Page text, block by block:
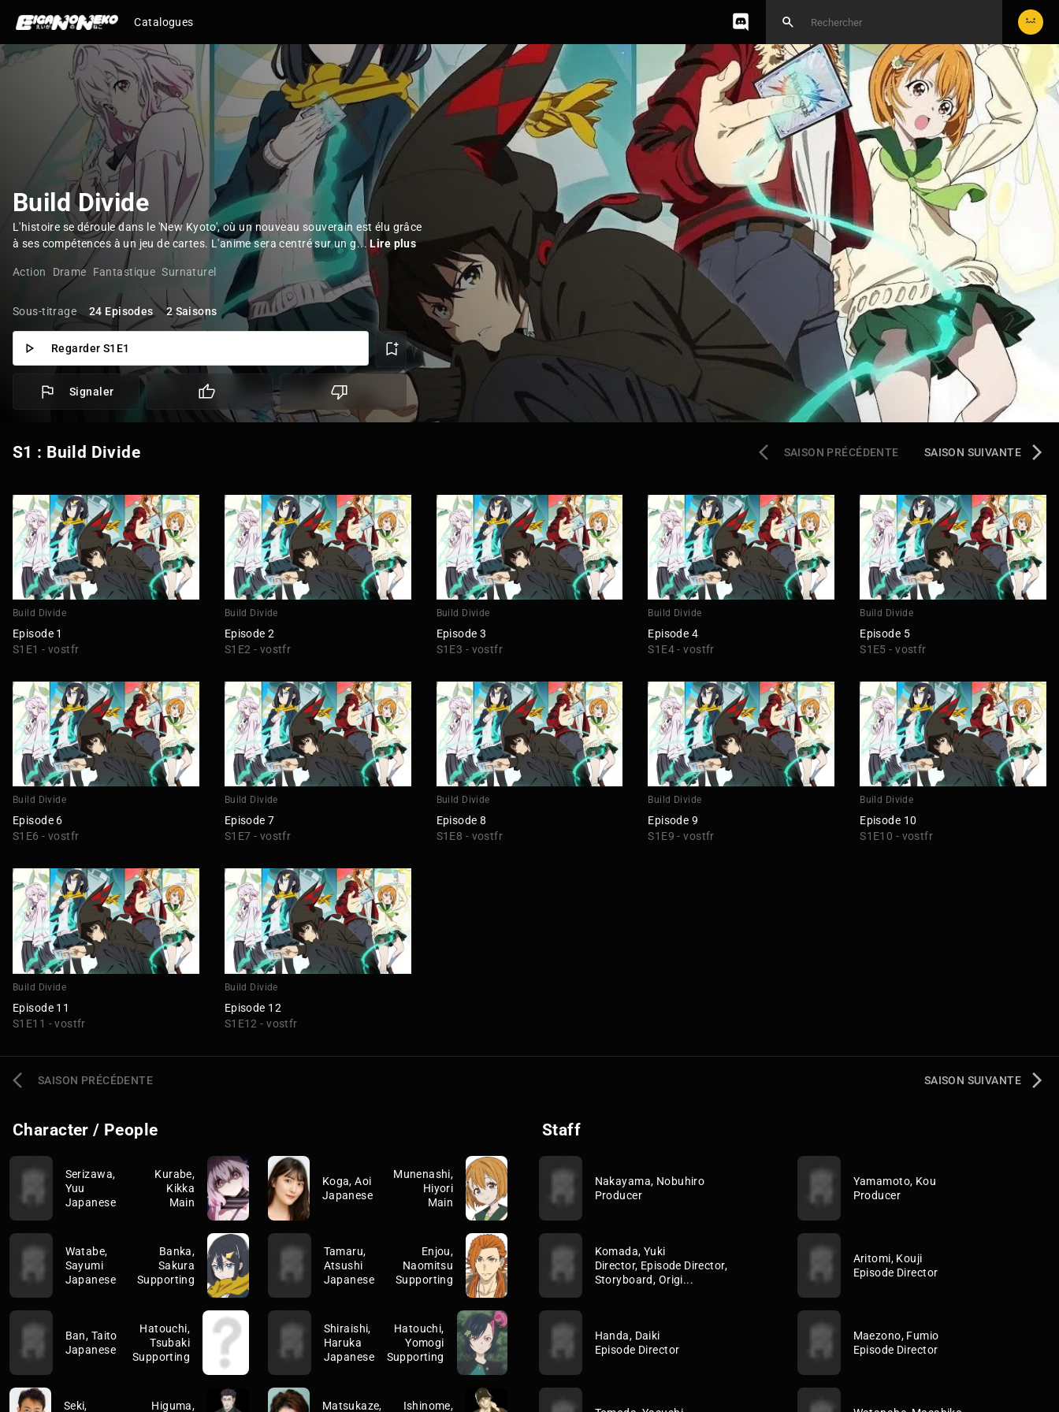
Catalogues
Build Divide
L'histoire se déroule dans le 'New Kyoto', où un nouveau souverain est élu grâce
à ses compétences à un jeu de cartes. L'anime sera centré sur un g...Lire plus
Action Drame Fantastique Surnaturel
Sous-titrage 24 Episodes 2 Saisons
Regarder S1E1
Signaler
S1 : Build Divide SAISON PRÉCÉDENTE SAISON SUIVANTE
Build Divide
Episode 1
S1E1 - vostfr
Build Divide
Episode 2
S1E2 - vostfr
Build Divide
Episode 3
S1E3 - vostfr
Build Divide
Episode 4
S1E4 - vostfr
Build Divide
Episode 5
S1E5 - vostfr
Build Divide
Episode 6
S1E6 - vostfr
Build Divide
Episode 7
S1E7 - vostfr
Build Divide
Episode 8
S1E8 - vostfr
Build Divide
Episode 9
S1E9 - vostfr
Build Divide
Episode 10
S1E10 - vostfr
Build Divide
Episode 11
S1E11 - vostfr
Build Divide
Episode 12
S1E12 - vostfr
SAISON PRÉCÉDENTE SAISON SUIVANTE
Character / People
Serizawa,
Yuu
Japanese
Kurabe,
Kikka
Main
Koga, Aoi
Japanese
Munenashi,
Hiyori
Main
Watabe,
Sayumi
Japanese
Banka,
Sakura
Supporting
Tamaru,
Atsushi
Japanese
Enjou,
Naomitsu
Supporting
Ban, Taito
Japanese
Hatouchi,
Tsubaki
Supporting
Shiraishi,
Haruka
Japanese
Hatouchi,
Yomogi
Supporting
Seki, Higuma, Matsukaze, Ishinome,
Staff
Nakayama, Nobuhiro
Producer
Yamamoto, Kou
Producer
Komada, Yuki
Director, Episode Director,
Storyboard, Origi...
Aritomi, Kouji
Episode Director
Handa, Daiki
Episode Director
Maezono, Fumio
Episode Director